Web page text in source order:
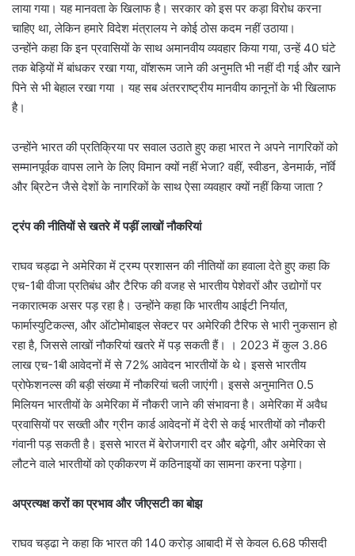
लाया गया। यह मानवता के खिलाफ है। सरकार को इस पर कड़ा विरोध करना
चाहिए था, लेकिन हमारे विदेश मंत्रालय ने कोई ठोस कदम नहीं उठाया।
उन्होंने कहा कि इन प्रवासियों के साथ अमानवीय व्यवहार किया गया, उन्हें 40 घंटे
तक बेड़ियों में बांधकर रखा गया, वॉशरूम जाने की अनुमति भी नहीं दी गई और खाने
पिने से भी बेहाल रखा गया । यह सब अंतरराष्ट्रीय मानवीय कानूनों के भी खिलाफ
है।
उन्होंने भारत की प्रतिक्रिया पर सवाल उठाते हुए कहा भारत ने अपने नागरिकों को
सम्मानपूर्वक वापस लाने के लिए विमान क्यों नहीं भेजा? वहीं, स्वीडन, डेनमार्क, नॉर्वे
और ब्रिटेन जैसे देशों के नागरिकों के साथ ऐसा व्यवहार क्यों नहीं किया जाता ?
ट्रंप की नीतियों से खतरे में पड़ीं लाखों नौकरियां
राघव चड्ढा ने अमेरिका में ट्रम्प प्रशासन की नीतियों का हवाला देते हुए कहा कि
एच-1बी वीजा प्रतिबंध और टैरिफ की वजह से भारतीय पेशेवरों और उद्योगों पर
नकारात्मक असर पड़ रहा है। उन्होंने कहा कि भारतीय आईटी निर्यात,
फार्मास्युटिकल्स, और ऑटोमोबाइल सेक्टर पर अमेरिकी टैरिफ से भारी नुकसान हो
रहा है, जिससे लाखों नौकरियां खतरे में पड़ सकती हैं। । 2023 में कुल 3.86
लाख एच-1बी आवेदनों में से 72% आवेदन भारतीयों के थे। इससे भारतीय
प्रोफेशनल्स की बड़ी संख्या में नौकरियां चली जाएंगी। इससे अनुमानित 0.5
मिलियन भारतीयों के अमेरिका में नौकरी जाने की संभावना है। अमेरिका में अवैध
प्रवासियों पर सख्ती और ग्रीन कार्ड आवेदनों में देरी से कई भारतीयों को नौकरी
गंवानी पड़ सकती है। इससे भारत में बेरोजगारी दर और बढ़ेगी, और अमेरिका से
लौटने वाले भारतीयों को एकीकरण में कठिनाइयों का सामना करना पड़ेगा।
अप्रत्यक्ष करों का प्रभाव और जीएसटी का बोझ
राघव चड्ढा ने कहा कि भारत की 140 करोड़ आबादी में से केवल 6.68 फीसदी